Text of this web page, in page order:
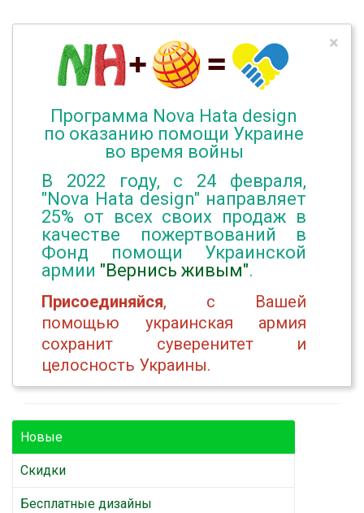
Программа Nova Hata design
по оказанию помощи Украине
во время войны
В 2022 году, с 24 февраля,
"Nova Hata design" направляет
25% от всех своих продаж в
качестве пожертвований в
Фонд помощи Украинской
армии "Вернись живым".
Присоединяйся, с Вашей
помощью украинская армия
сохранит суверенитет и
целосность Украины.
×
Новые
Скидки
Бесплатные дизайны